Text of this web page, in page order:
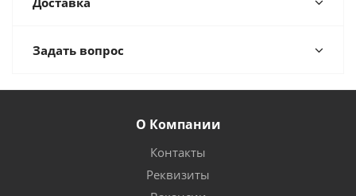
Задать вопрос
О Компании
Контакты
Реквизиты